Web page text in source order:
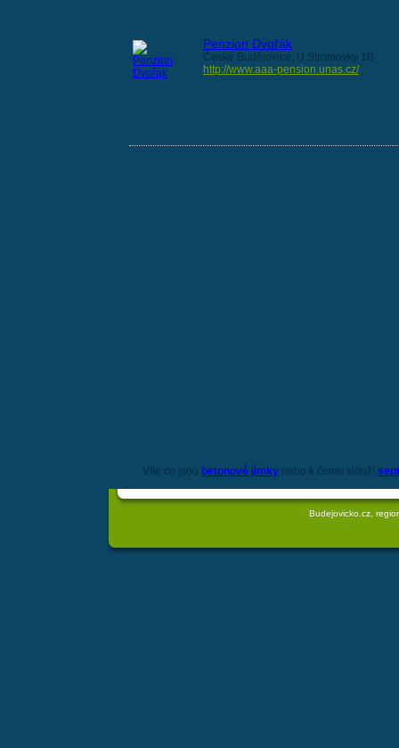
Penzion Dvořák
České Budějovice, U Stromovky 1B
http://www.aaa-pension.unas.cz/
Víte co jsou betonové jímky nebo k čemu slouží
Budejovicko.cz,